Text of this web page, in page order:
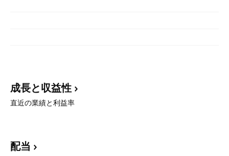
成長と収益性
直近の業績と利益率
配当